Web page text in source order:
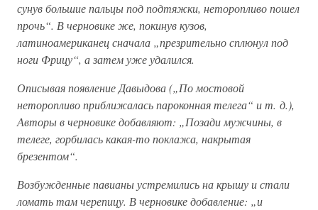
сунув большие пальцы под подтяжки, неторопливо пошел
прочь“. В черновике же, покинув кузов,
латиноамериканец сначала „презрительно сплюнул под
ноги Фрицу“, а затем уже удалился.
Описывая появление Давыдова („По мостовой
неторопливо приближалась пароконная телега“ и т. д.),
Авторы в черновике добавляют: „Позади мужчины, в
телеге, горбилась какая-то поклажа, накрытая
брезентом“.
Возбужденные павианы устремились на крышу и стали
ломать там черепицу. В черновике добавление: „и